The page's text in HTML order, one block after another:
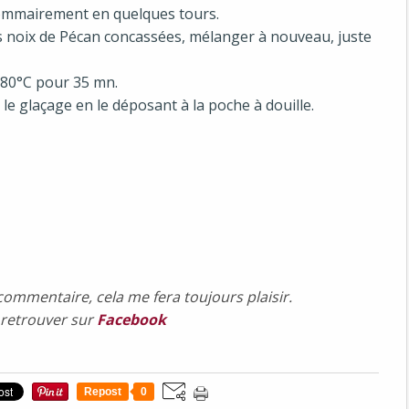
en quelques tours.
de Pécan concassées, mélanger à nouveau, juste
pour 35 mn.
glaçage en le déposant à la poche à douille.
cela me fera toujours plaisir.
retrouver surFacebook
Repost 0